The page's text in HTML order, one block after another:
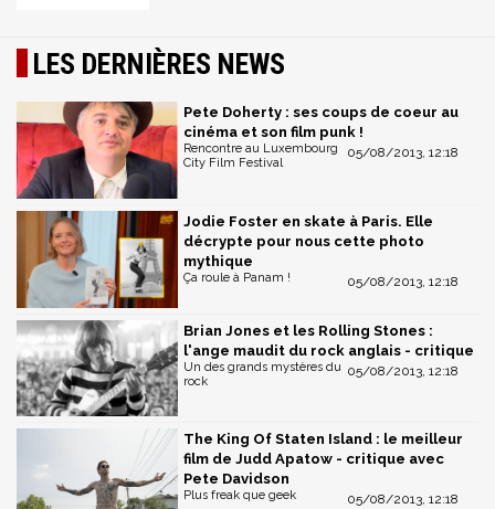
LES DERNIÈRES NEWS
Pete Doherty : ses coups de coeur au
cinéma et son film punk !
05/08/2013, 12:18
Rencontre au Luxembourg
City Film Festival
Jodie Foster en skate à Paris. Elle
décrypte pour nous cette photo
mythique
05/08/2013, 12:18
Ça roule à Panam !
Brian Jones et les Rolling Stones :
l'ange maudit du rock anglais - critique
05/08/2013, 12:18
Un des grands mystères du
rock
The King Of Staten Island : le meilleur
film de Judd Apatow - critique avec
Pete Davidson
05/08/2013, 12:18
Plus freak que geek